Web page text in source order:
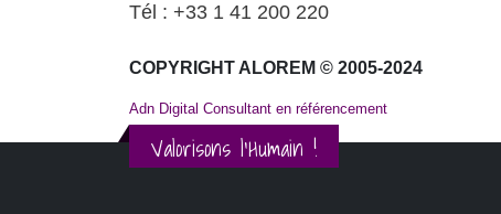
Tél : +33 1 41 200 220
COPYRIGHT ALOREM © 2005-2024
Adn Digital Consultant en référencement
Valorisons l'Humain !